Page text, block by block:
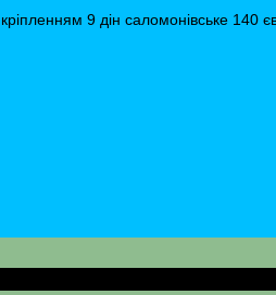
9 дін саломонівське 140